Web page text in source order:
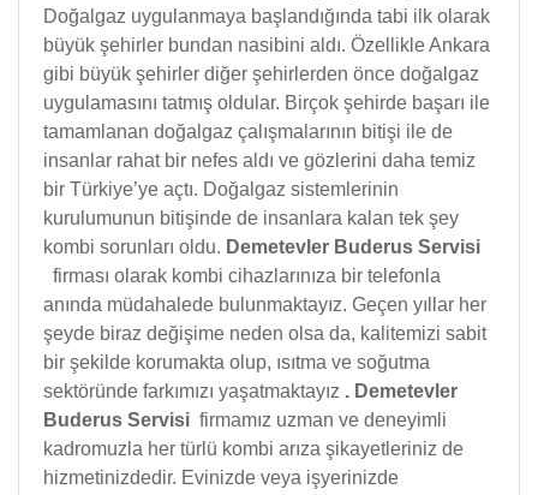
Doğalgaz uygulanmaya başlandığında tabi ilk olarak
büyük şehirler bundan nasibini aldı. Özellikle Ankara
gibi büyük şehirler diğer şehirlerden önce doğalgaz
uygulamasını tatmış oldular. Birçok şehirde başarı ile
tamamlanan doğalgaz çalışmalarının bitişi ile de
insanlar rahat bir nefes aldı ve gözlerini daha temiz
bir Türkiye’ye açtı. Doğalgaz sistemlerinin
kurulumunun bitişinde de insanlara kalan tek şey
kombi sorunları oldu. Demetevler Buderus Servisi
firması olarak kombi cihazlarınıza bir telefonla
anında müdahalede bulunmaktayız. Geçen yıllar her
şeyde biraz değişime neden olsa da, kalitemizi sabit
bir şekilde korumakta olup, ısıtma ve soğutma
sektöründe farkımızı yaşatmaktayız . Demetevler
Buderus Servisi firmamız uzman ve deneyimli
kadromuzla her türlü kombi arıza şikayetleriniz de
hizmetinizdedir. Evinizde veya işyerinizde